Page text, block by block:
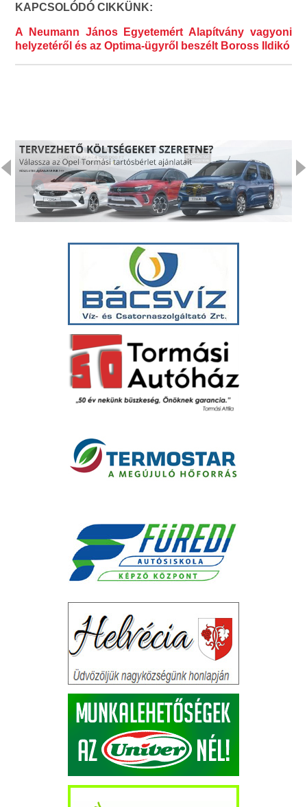
KAPCSOLÓDÓ CIKKÜNK:
A Neumann János Egyetemért Alapítvány vagyoni
helyzetéről és az Optima-ügyről beszélt Boross Ildikó